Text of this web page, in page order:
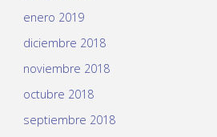
enero 2019
diciembre 2018
noviembre 2018
octubre 2018
septiembre 2018